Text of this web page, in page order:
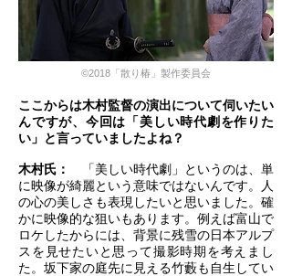
©2018「散り椿」製作委員会
ここからは木村監督の演出について伺いたい
んですが、今回は「美しい時代劇を作りた
い」と言っていましたよね？
​木村氏：
「美しい時代劇」というのは、単
に映像が綺麗という意味ではないんです。人
の心の美しさも表現したいと思いました。確
かに映像的な狙いもあります。例えば富山で
ロケしたからには、背景に残雪の日本アルプ
スを見せたいと思って撮影時期を考えまし
た。坂下家の庭先に見える竹藪も自生してい